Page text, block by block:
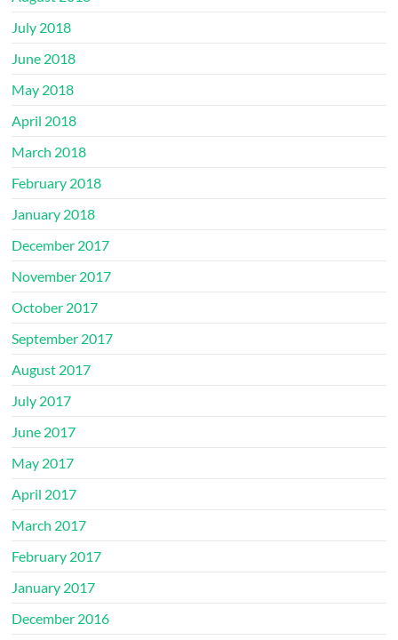
July 2018
June 2018
May 2018
April 2018
March 2018
February 2018
January 2018
December 2017
November 2017
October 2017
September 2017
August 2017
July 2017
June 2017
May 2017
April 2017
March 2017
February 2017
January 2017
December 2016